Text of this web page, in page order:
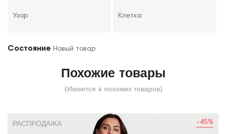
Узор Клетка
Состояние Новый товар
Похожие товары
(Имеется 4 похожих товаров)
-45%
РАСПРОДАЖА